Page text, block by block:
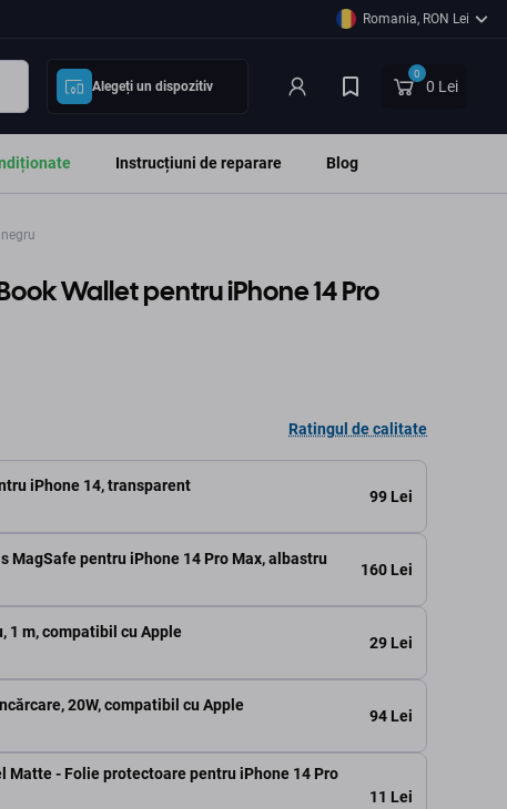
Romania, RON Lei
Alegeți un dispozitiv
0
0 Lei
Instrucțiuni de reparare Blog
Wallet pentru iPhone 14 Pro
Ratingul de calitate
iPhone 14, transparent
99 Lei
MagSafe pentru iPhone 14 Pro Max, albastru
160 Lei
1 m, compatibil cu Apple
29 Lei
20W, compatibil cu Apple
94 Lei
Matte - Folie protectoare pentru iPhone 14 Pro
11 Lei